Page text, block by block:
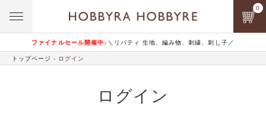
ファイナルセール開催中♪ ＼リバティ 生地、編み物、刺繍、刺し子／
0
トップページ ログイン
ログイン